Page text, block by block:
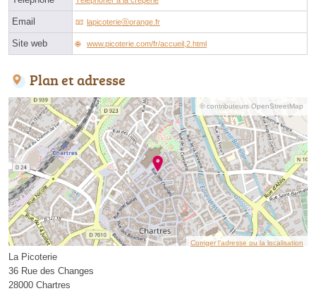
Email lapicoterieⓐorange.fr
Site web www.picoterie.com/fr/accueil,2.html
Plan et adresse
© contributeurs OpenStreetMap
Corriger l’adresse ou la localisation
La Picoterie
36 Rue des Changes
28000 Chartres